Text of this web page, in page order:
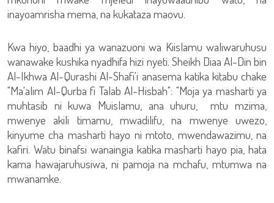
inayoamrisha mema, na kukataza maovu.
Kwa hiyo, baadhi ya wanazuoni wa Kiislamu waliwaruhusu
wanawake kushika nyadhifa hizi nyeti. Sheikh Diaa Al-Din bin
Al-Ikhwa Al-Qurashi Al-Shafi'i anasema katika kitabu chake
"Ma'alim Al-Qurba fi Talab Al-Hisbah": "Moja ya masharti ya
muhtasib ni kuwa Muislamu, ana uhuru, mtu mzima,
mwenye akili timamu, mwadilifu, na mwenye uwezo,
kinyume cha masharti hayo ni mtoto, mwendawazimu, na
kafiri. Watu binafsi wanaingia katika masharti hayo pia, hata
kama hawajaruhusiwa, ni pamoja na mchafu, mtumwa na
mwanamke.